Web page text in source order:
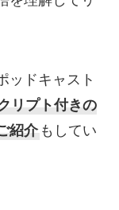
ッドキャスト
リプト付きの
紹介 もしてい